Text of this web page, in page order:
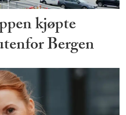
kjøpte
Bergen